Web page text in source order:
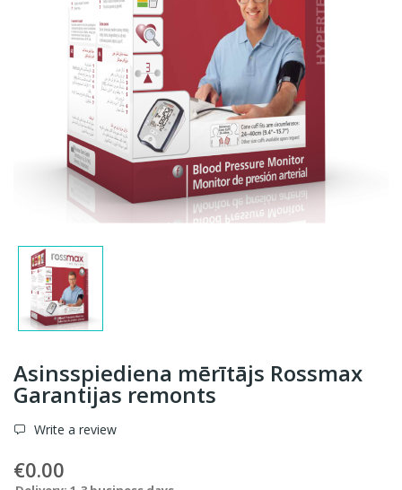
Asinsspiediena mērītājs Rossmax
Garantijas remonts
Write a review
€0.00